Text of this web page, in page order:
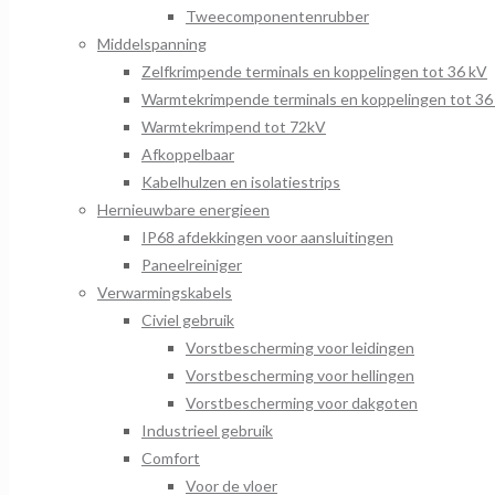
Tweecomponentenrubber
Middelspanning
Zelfkrimpende terminals en koppelingen tot 36 kV
Warmtekrimpende terminals en koppelingen tot
Warmtekrimpend tot 72kV
Afkoppelbaar
Kabelhulzen en isolatiestrips
Hernieuwbare energieen
IP68 afdekkingen voor aansluitingen
Paneelreiniger
Verwarmingskabels
Civiel gebruik
Vorstbescherming voor leidingen
Vorstbescherming voor hellingen
Vorstbescherming voor dakgoten
Industrieel gebruik
Comfort
Voor de vloer